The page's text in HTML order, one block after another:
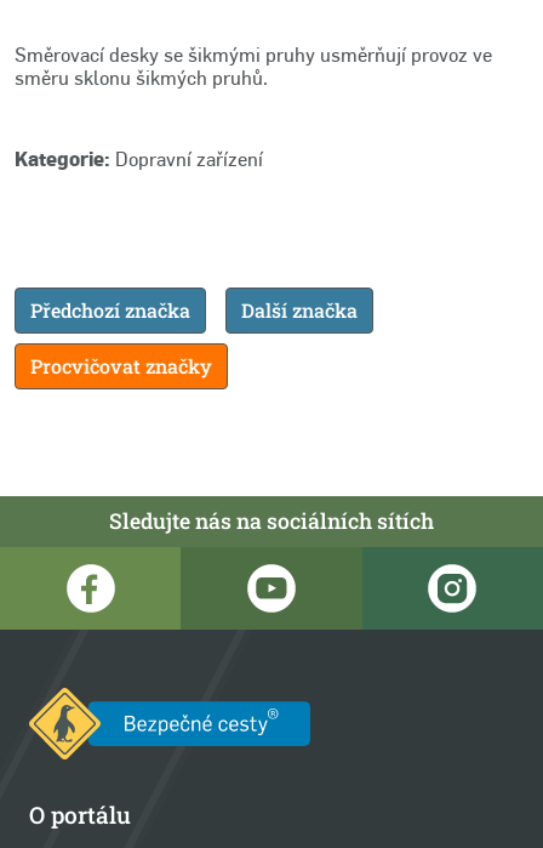
Směrovací desky se šikmými pruhy usměrňují provoz ve
směru sklonu šikmých pruhů.
Kategorie: Dopravní zařízení
Předchozí značka Další značka
Procvičovat značky
Sledujte nás na sociálních sítích
O portálu